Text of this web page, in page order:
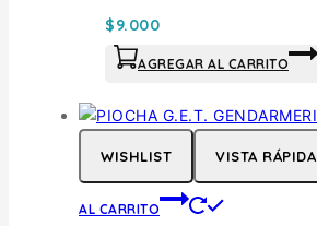
$9.000
AGREGAR AL CARRITO
WISHLIST VISTA RÁPIDA
AL CARRITO